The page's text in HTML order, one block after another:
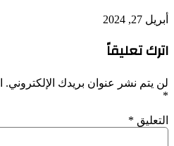
أبريل 27, 2024
اترك تعليقاً
لن يتم نشر عنوان بريدك الإلكتروني.
*
التعليق *